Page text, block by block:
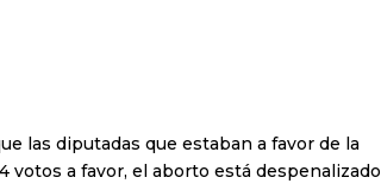
las diputadas que estaban a favor de la
votos a favor, el aborto está despenalizado